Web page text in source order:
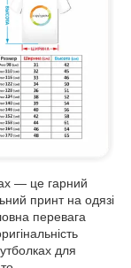
— це гарний
принт на одязі
перевага
для